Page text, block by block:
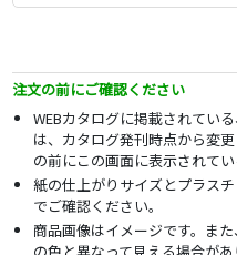
注文の前にご確認ください
WEBカタログに掲載されてい
は、カタログ発刊時点から変
の前にこの画面に表示されて
紙の仕上がりサイズとプラス
でご確認ください。
商品画像はイメージです。ま
の色と異なって見える場合があ